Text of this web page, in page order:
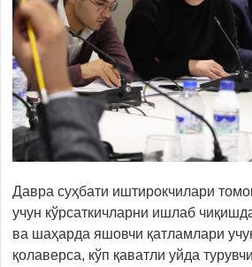
Давра суҳбати иштирокчилари
учун кўрсаткичларни ишлаб
ва шаҳарда яшовчи қатламлари
қолаверса, кўп қаватли уйда